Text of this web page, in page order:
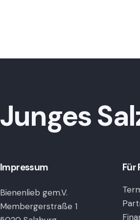
Junges
Impressum
Bienenlieb gem.V.
Membergerstraße 1
Für